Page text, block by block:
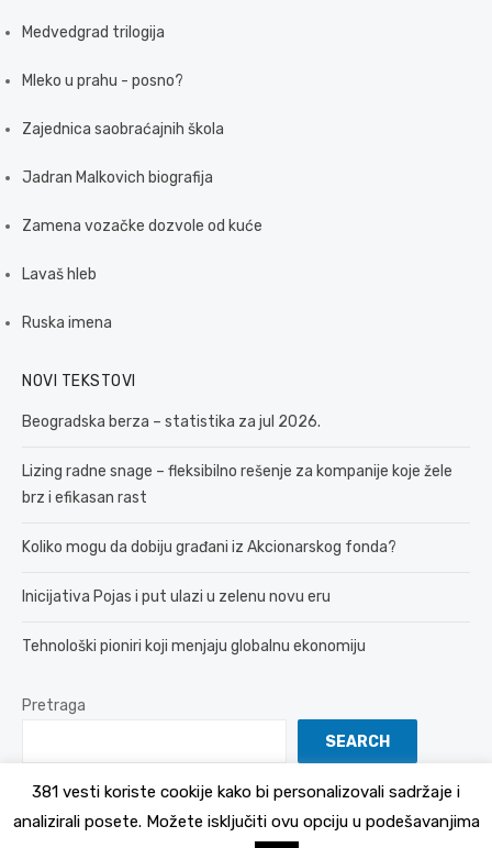
Medvedgrad trilogija
Mleko u prahu - posno?
Zajednica saobraćajnih škola
Jadran Malkovich biografija
Zamena vozačke dozvole od kuće
Lavaš hleb
Ruska imena
NOVI TEKSTOVI
Beogradska berza – statistika za jul 2026.
Lizing radne snage – fleksibilno rešenje za kompanije koje žele
brz i efikasan rast
Koliko mogu da dobiju građani iz Akcionarskog fonda?
Inicijativa Pojas i put ulazi u zelenu novu eru
Tehnološki pioniri koji menjaju globalnu ekonomiju
Pretraga
SEARCH
Politika Privatnosti
381 vesti koriste cookije kako bi personalizovali sadržaje i
analizirali posete. Možete isključiti ovu opciju u podešavanjima